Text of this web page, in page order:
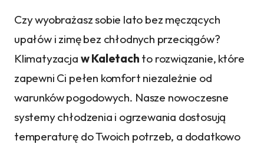
Czy wyobrażasz sobie lato bez męczących
upałów i zimę bez chłodnych przeciągów?
Klimatyzacja w Kaletach to rozwiązanie, które
zapewni Ci pełen komfort niezależnie od
warunków pogodowych. Nasze nowoczesne
systemy chłodzenia i ogrzewania dostosują
temperaturę do Twoich potrzeb, a dodatkowo